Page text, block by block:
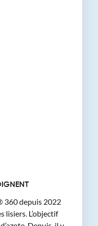
360 depuis 2022
lisiers. L’objectif